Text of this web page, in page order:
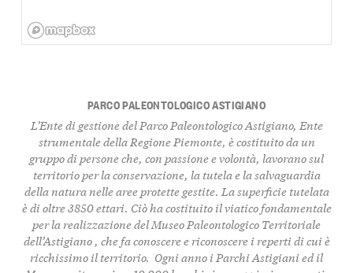
PARCO PALEONTOLOGICO ASTIGIANO
L’Ente di gestione delParco Paleontologico Astigiano, Ente
strumentale della Regione Piemonte, ècostituito da un
gruppo di personeche, con passione e volontà, lavorano sul
territorio per la conservazione, la tutela e la salvaguardia
della natura nelle aree protette gestite. La superficie tutelata
è di oltre3850 ettari. Ciò ha costituito il viatico fondamentale
per la realizzazione delMuseo Paleontologico Territoriale
dell’Astigiano, che fa conoscere e riconoscere i reperti di cui è
ricchissimo il territorio. Ogni anno i Parchi Astigiani ed il